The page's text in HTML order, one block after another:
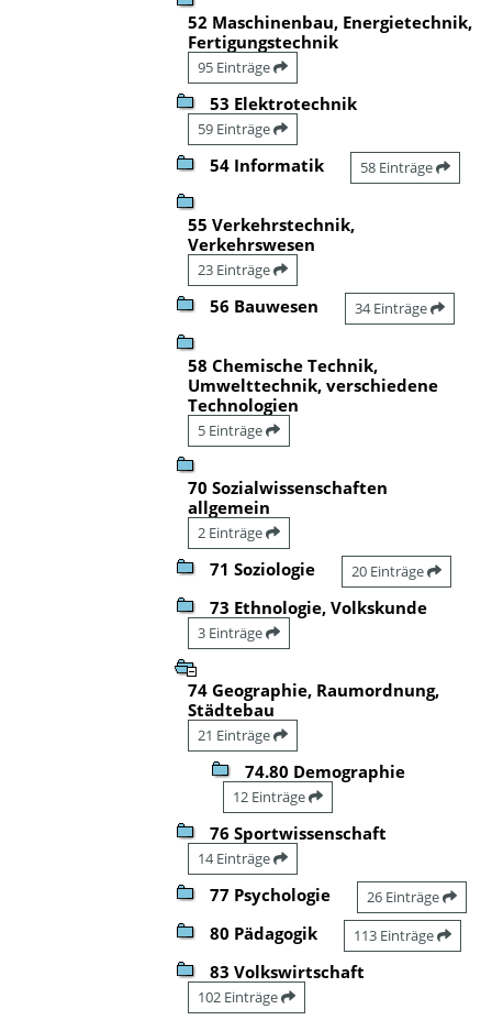
52 Maschinenbau, Energietechnik,
Fertigungstechnik
95 Einträge
53 Elektrotechnik
59 Einträge
54 Informatik 58 Einträge
55 Verkehrstechnik,
Verkehrswesen
23 Einträge
56 Bauwesen 34 Einträge
58 Chemische Technik,
Umwelttechnik, verschiedene
Technologien
5 Einträge
70 Sozialwissenschaften
allgemein
2 Einträge
71 Soziologie 20 Einträge
73 Ethnologie, Volkskunde
3 Einträge
74 Geographie, Raumordnung,
Städtebau
21 Einträge
74.80 Demographie
12 Einträge
76 Sportwissenschaft
14 Einträge
77 Psychologie 26 Einträge
80 Pädagogik 113 Einträge
83 Volkswirtschaft
102 Einträge